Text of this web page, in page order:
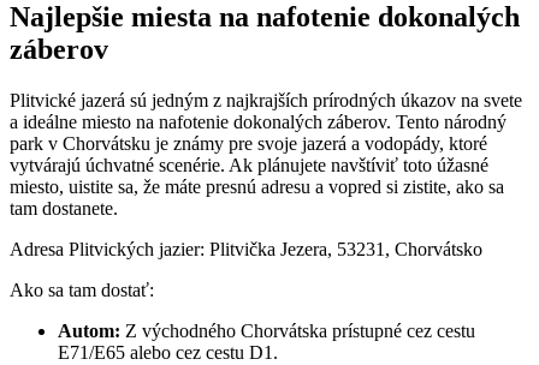
Najlepšie miesta na nafotenie dokonalých
záberov
Plitvické jazerá sú jedným z najkrajších prírodných úkazov na svete
a ideálne miesto na nafotenie dokonalých záberov. Tento národný
park v Chorvátsku je známy pre svoje jazerá a vodopády, ktoré
vytvárajú úchvatné scenérie. Ak plánujete navštíviť toto úžasné
miesto, uistite sa, že máte presnú adresu a vopred si zistite, ako sa
tam dostanete.
Adresa Plitvických jazier: Plitvička Jezera, 53231, Chorvátsko
Ako sa tam dostať:
Autom: Z východného Chorvátska prístupné cez cestu
E71/E65 alebo cez cestu D1.